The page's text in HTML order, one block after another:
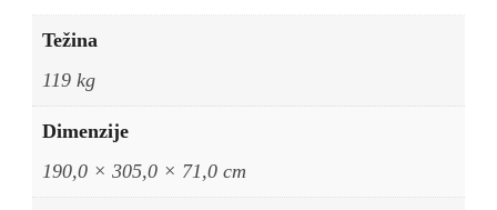
Težina
119 kg
Dimenzije
190,0 × 305,0 × 71,0 cm